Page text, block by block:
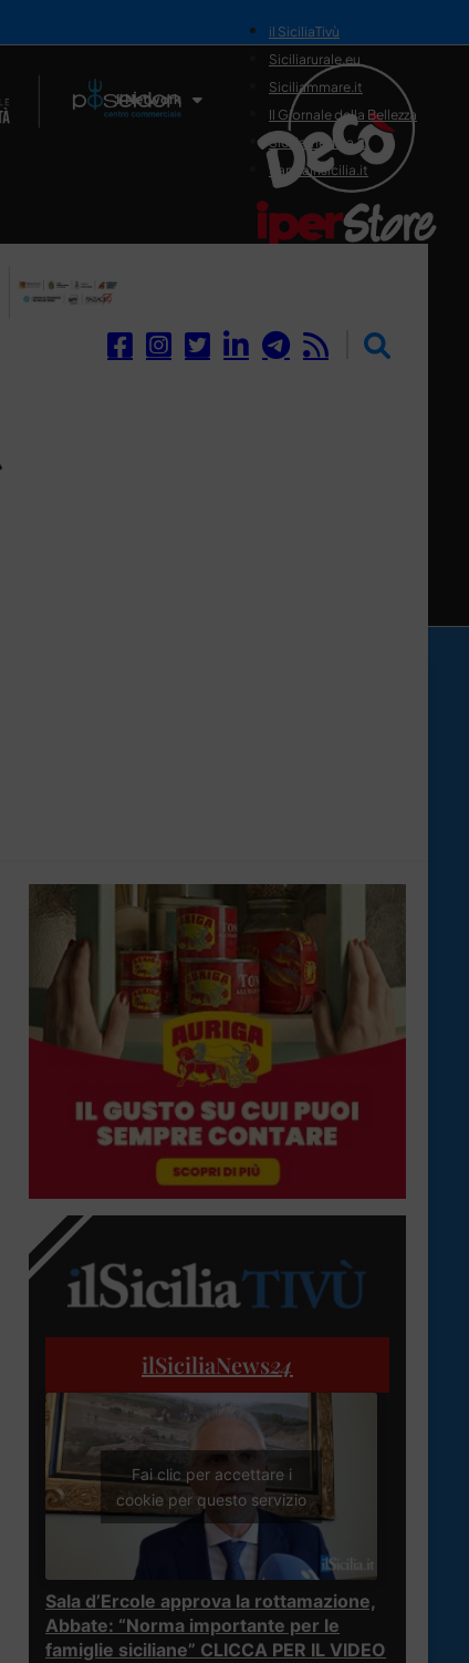
Il Network
il SiciliaTivù
Siciliarurale.eu
Siciliammare.it
Il Giornale della Bellezza
Siciliamedica.it
Sanitainsicilia.it
ilSiciliaNews24
Fai clic per accettare i
cookie per questo servizio
Sala d’Ercole approva la rottamazione,
Abbate: “Norma importante per le
famiglie siciliane” CLICCA PER IL VIDEO